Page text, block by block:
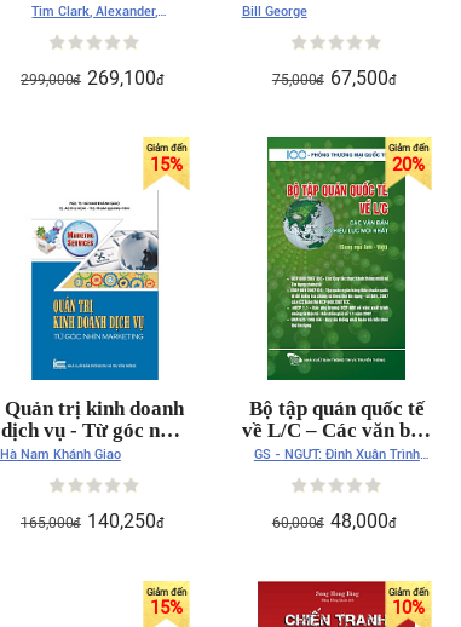
Tim Clark, Alexander,
299,000đ 269,100đ
Bill George
75,000đ 67,500đ
15%
Quản trị kinh doanh
dịch vụ - Từ góc nhìn
marketing
Hà Nam Khánh Giao
165,000đ 140,250đ
20%
Bộ tập quán quốc tế
về L/C – Các văn bản
mới nhất
GS - NGƯT: Đinh Xuân Trình
60,000đ 48,000đ
15% 10%